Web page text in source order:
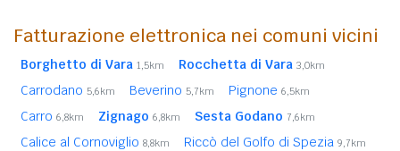
Fatturazione elettronica nei comuni vicini
Borghetto di Vara 1,5km Rocchetta di Vara 3,0km
Carrodano 5,6km Beverino 5,7km Pignone 6,5km
Carro 6,8km Zignago 6,8km Sesta Godano 7,6km
Calice al Cornoviglio 8,8km Riccò del Golfo di Spezia 9,7km